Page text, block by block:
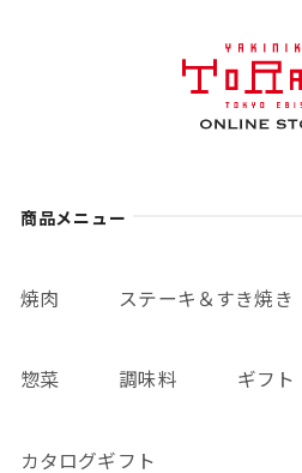
商品メニュー
焼肉 ステーキ＆すき焼き
惣菜 調味料 ギフト
カタログギフト